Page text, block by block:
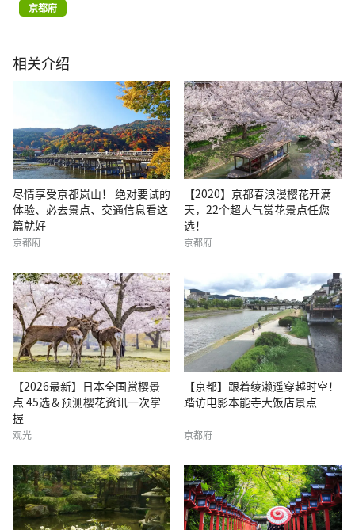
京都府
相关介绍
尽情享受京都岚山！ 绝对要试的
体验、必去景点、交通信息看这
篇就好
京都府
【2020】京都春浪漫樱花开满
天，22个超人气赏花景点任您
选！
京都府
【2026最新】日本全国赏樱景
点 45选＆预测樱花资讯一次掌
握
观光
【京都】跟着绫濑遥穿越时空！
踏访电影本能寺大饭店景点
京都府